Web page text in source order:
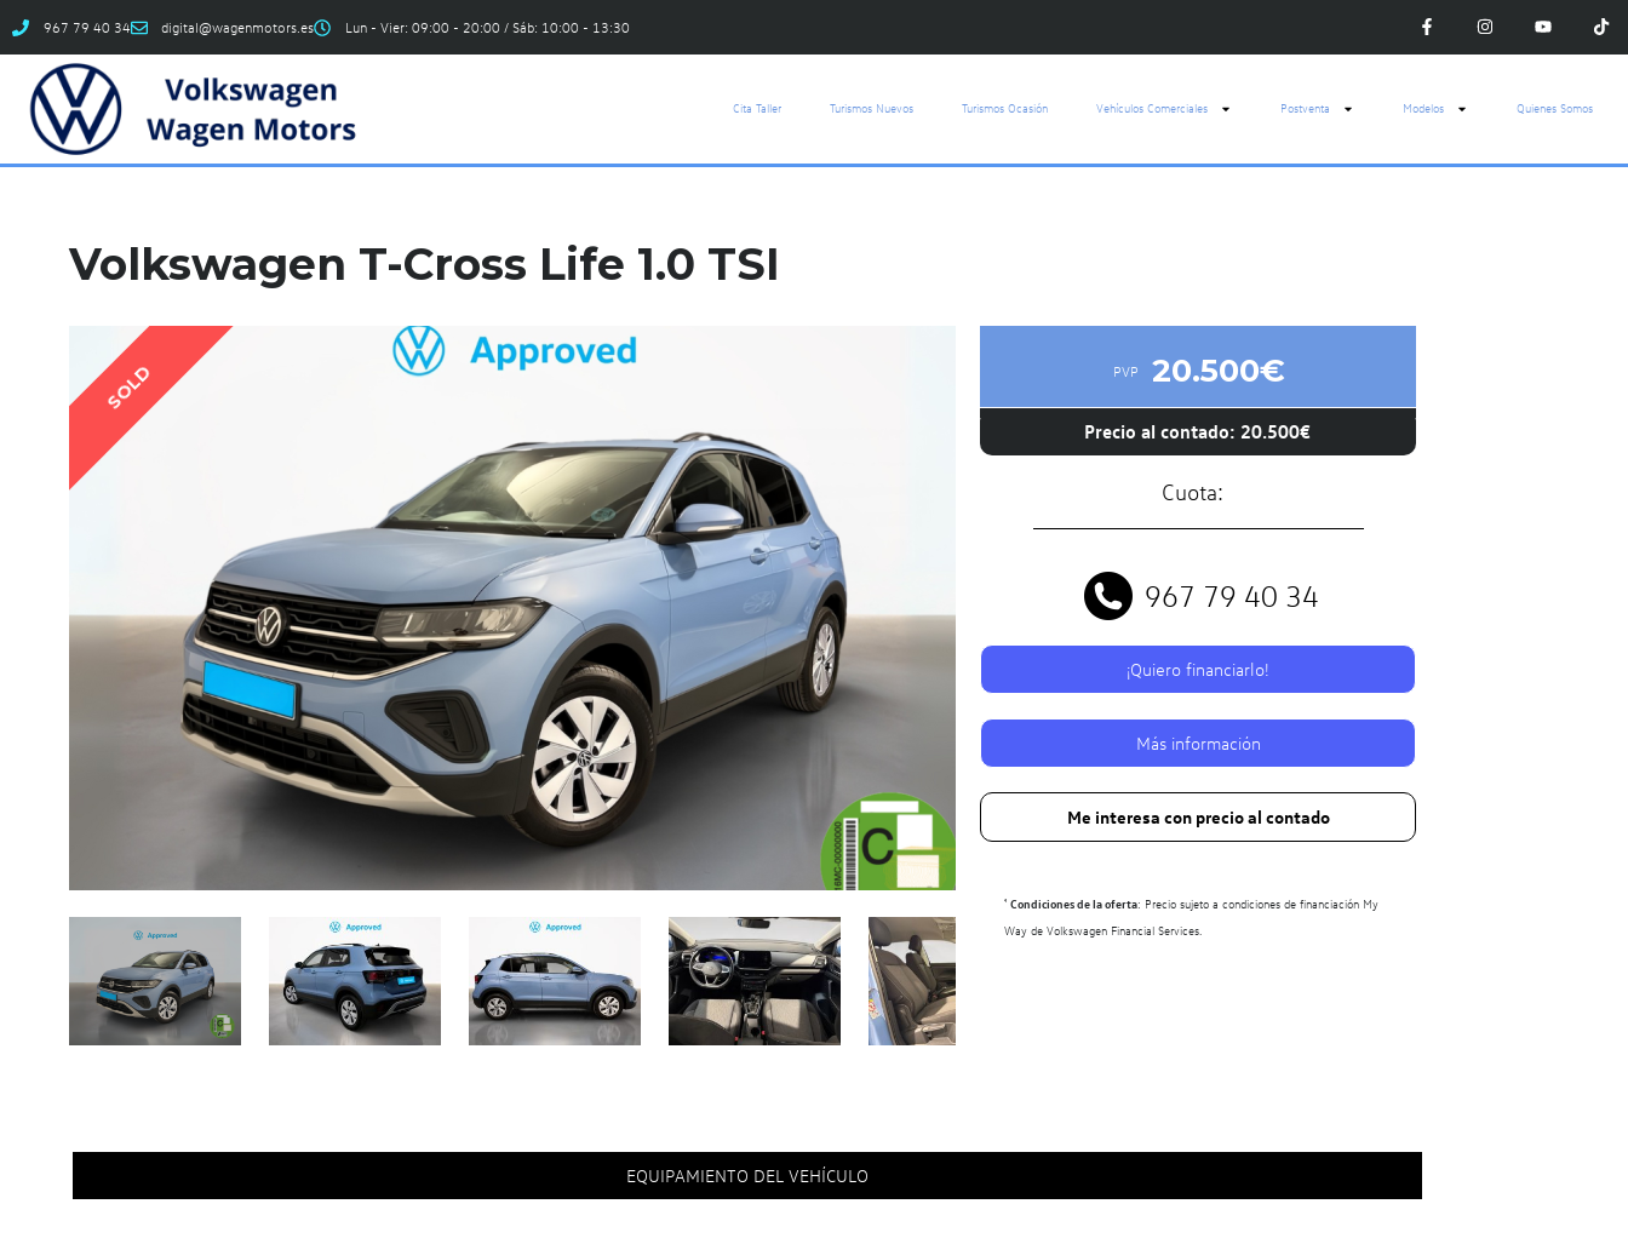
967 79 40 34 digital@wagenmotors.es Lun - Vier: 09:00 - 20:00 / Sáb: 10:00 - 13:30
Cita Taller Turismos Nuevos Turismos Ocasión Vehículos Comerciales Postventa Modelos Quienes Somos
Volkswagen T-Cross Life 1.0 TSI
SOLD PVP 20.500€
Precio al contado: 20.500€
Cuota:
967 79 40 34
¡Quiero financiarlo!
Más información
Me interesa con precio al contado
¹Condiciones de la oferta: Precio sujeto a condiciones de financiación My
Way de Volkswagen Financial Services.
EQUIPAMIENTO DEL VEHÍCULO